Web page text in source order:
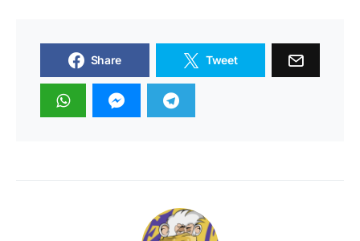
Share Tweet